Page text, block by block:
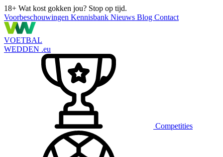
18+ Wat kost gokken jou? Stop op tijd.
Voorbeschouwingen Kennisbank Nieuws Blog Contact
VOETBAL
WEDDEN .eu
Competities